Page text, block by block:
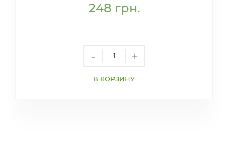
248грн.
- +
В КОРЗИНУ